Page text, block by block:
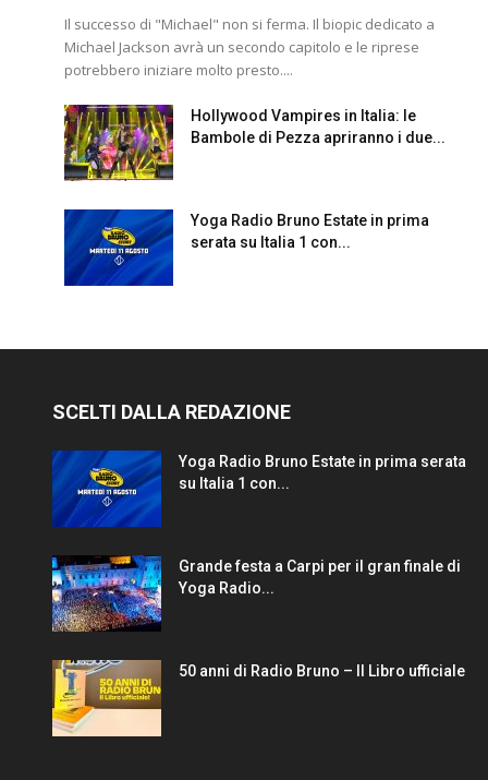
Il successo di "Michael" non si ferma. Il biopic dedicato a
Michael Jackson avrà un secondo capitolo e le riprese
potrebbero iniziare molto presto....
Hollywood Vampires in Italia: le
Bambole di Pezza apriranno i due...
Yoga Radio Bruno Estate in prima
serata su Italia 1 con...
SCELTI DALLA REDAZIONE
Yoga Radio Bruno Estate in prima serata
su Italia 1 con...
Grande festa a Carpi per il gran finale di
Yoga Radio...
50 anni di Radio Bruno – Il Libro ufficiale